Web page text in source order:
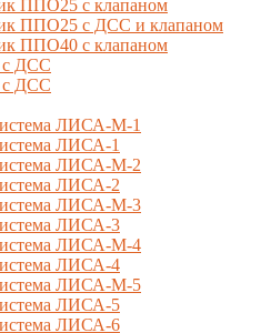
ППО25 с клапаном
ППО25 с ДСС и клапаном
ППО40 с клапаном
с ДСС
с ДСС
ЛИСА-М-1
ЛИСА-1
ЛИСА-М-2
ЛИСА-2
ЛИСА-М-3
ЛИСА-3
ЛИСА-М-4
ЛИСА-4
ЛИСА-М-5
ЛИСА-5
ЛИСА-6